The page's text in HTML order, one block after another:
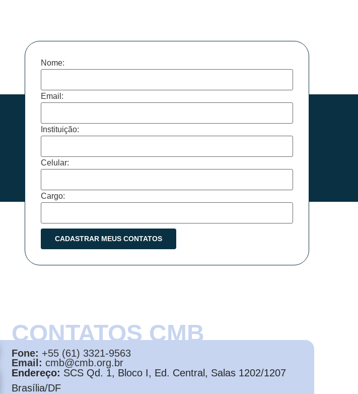
Nome:
Email:
Instituição:
Celular:
Cargo:
CONTATOS CMB
Fone: +55 (61) 3321-9563
Email: cmb@cmb.org.br
Endereço: SCS Qd. 1, Bloco I, Ed. Central, Salas 1202/1207
Brasília/DF